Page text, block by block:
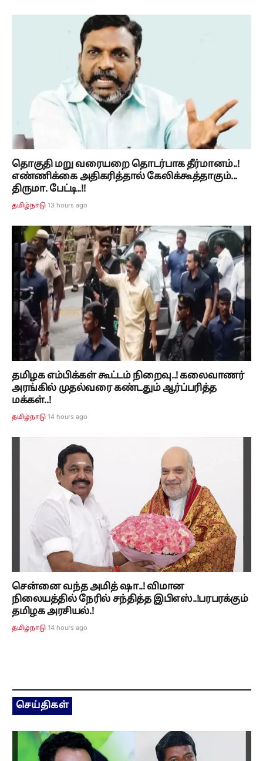
தொகுதி மறு வரையறை தொடர்பாக தீர்மானம்..!
எண்ணிக்கை அதிகரித்தால் கேலிக்கூத்தாகும்...
திருமா. பேட்டி..!!
தமிழ்நாடு 13 hours ago
தமிழக எம்பிக்கள் கூட்டம் நிறைவு..! கலைவாணர்
அரங்கில் முதல்வரை கண்டதும் ஆர்ப்பரித்த
மக்கள்..!
தமிழ்நாடு 14 hours ago
சென்னை வந்த அமித் ஷா..! விமான
நிலையத்தில் நேரில் சந்தித்த இபிஎஸ்..!பரபரக்கும்
தமிழக அரசியல்.!
தமிழ்நாடு 14 hours ago
செய்திகள்